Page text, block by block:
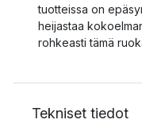
tuotteissa on
heijastaa
rohkeasti tämä
Tekniset tiedot